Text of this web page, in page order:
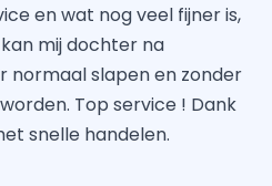
en wat nog veel fijner is,
mij dochter na
normaal slapen en zonder
Top service ! Dank
snelle handelen.